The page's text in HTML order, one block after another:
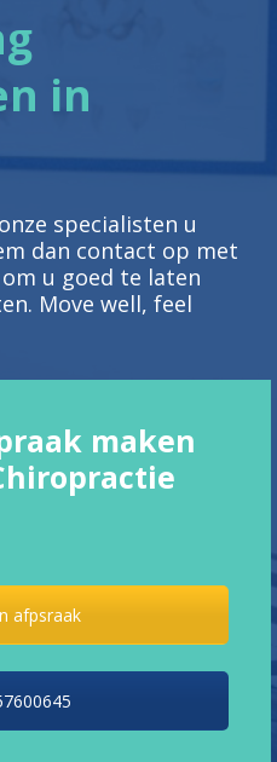
in
specialisten u
dan contact op met
u goed te laten
Move well, feel
maken
afpsraak